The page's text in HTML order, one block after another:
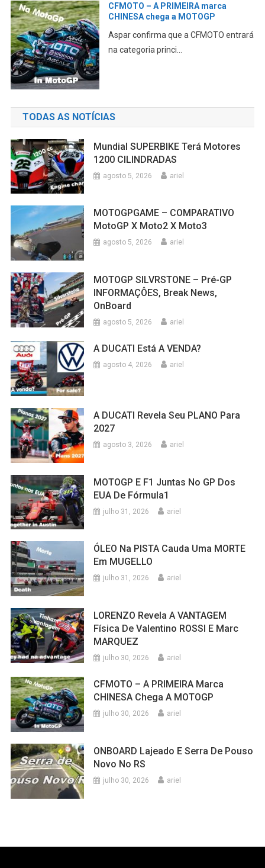
CFMOTO – A PRIMEIRA marca
CHINESA chega a MOTOGP
Aspar confirma que a CFMOTO entrará
na categoria princi...
TODAS AS NOTÍCIAS
Mundial SUPERBIKE Terá Motores
1200 CILINDRADAS
agosto 5, 2026 ariel
MOTOGPGAME – COMPARATIVO
MotoGP X Moto2 X Moto3
agosto 5, 2026 ariel
MOTOGP SILVRSTONE – Pré-GP
INFORMAÇÔES, Break News,
OnBoard
agosto 5, 2026 ariel
A DUCATI Está A VENDA?
agosto 4, 2026 ariel
A DUCATI Revela Seu PLANO Para
2027
agosto 3, 2026 ariel
MOTOGP E F1 Juntas No GP Dos
EUA De Fórmula1
julho 31, 2026 ariel
ÓLEO Na PISTA Cauda Uma MORTE
Em MUGELLO
julho 31, 2026 ariel
LORENZO Revela A VANTAGEM
Física De Valentino ROSSI E Marc
MARQUEZ
julho 30, 2026 ariel
CFMOTO – A PRIMEIRA Marca
CHINESA Chega A MOTOGP
julho 30, 2026 ariel
ONBOARD Lajeado E Serra De Pouso
Novo No RS
julho 30, 2026 ariel